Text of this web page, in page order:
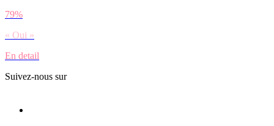
79%
« Oui »
En detail
Suivez-nous sur